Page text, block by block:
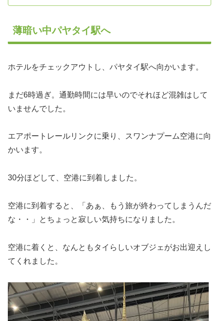
薄暗い中パヤタイ駅へ
ホテルをチェックアウトし、パヤタイ駅へ向かいます。
まだ6時過ぎ。通勤時間には早いのでそれほど混雑はして
いませんでした。
エアポートレールリンクに乗り、スワンナプーム空港に向
かいます。
30分ほどして、空港に到着しました。
空港に到着すると、「あぁ、もう旅が終わってしまうんだ
な・・」とちょっと寂しい気持ちになりました。
空港に着くと、なんともタイらしいオブジェがお出迎えし
てくれました。